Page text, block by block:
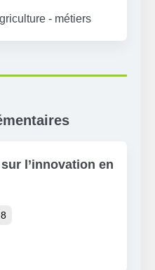
- métiers
l’innovation en
8